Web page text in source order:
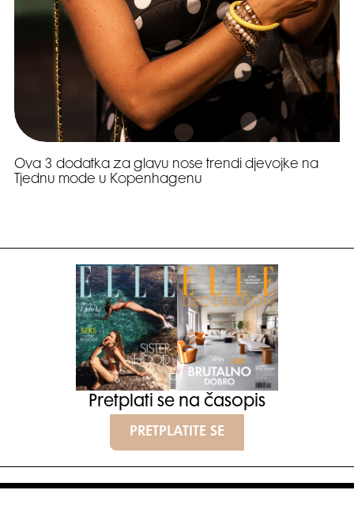
Ova 3 dodatka za glavu nose trendi djevojke na
Tjednu mode u Kopenhagenu
Pretplati se na časopis
PRETPLATITE SE